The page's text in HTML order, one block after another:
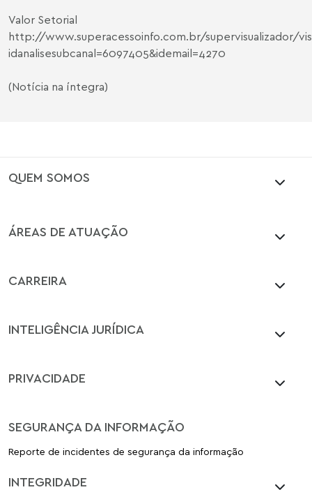
Valor Setorial
http://www.superacessoinfo.com.br/supervisualizador/
idanalisesubcanal=6097405&idemail=4270
(Notícia na íntegra)
QUEM SOMOS
ÁREAS DE ATUAÇÃO
CARREIRA
INTELIGÊNCIA JURÍDICA
PRIVACIDADE
SEGURANÇA DA INFORMAÇÃO
Reporte de incidentes de segurança da informação
INTEGRIDADE